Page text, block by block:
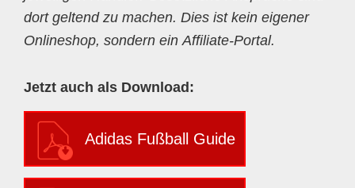
dort geltend zu machen. Dies ist kein eigener
Onlineshop, sondern ein Affiliate-Portal.
Jetzt auch als Download:
Adidas Fußball Guide